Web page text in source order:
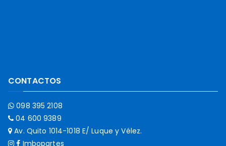
CONTACTOS
098 395 2108
04 600 9389
Av. Quito 1014-1018 E/ Luque y Vélez.
Imbopartes